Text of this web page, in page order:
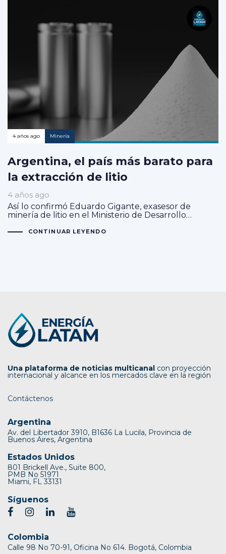
4 años ago Minería
Argentina, el país más barato para
la extracción de litio
4 años ago
Así lo confirmó Eduardo Gigante, exasesor de
minería de litio en el Ministerio de Desarrollo…
CONTINUAR LEYENDO
Una plataforma de noticias multicanal con proyección
internacional y alcance en los mercados clave en la región
Contáctenos
Argentina
Av. del Libertador 3910, B1636 La Lucila, Provincia de
Buenos Aires, Argentina
Estados Unidos
801 Brickell Ave., Suite 800,
PMB No 51971
Miami, FL 33131
Síguenos
Colombia
Calle 98 No 70-91, Oficina No 614. Bogotá, Colombia